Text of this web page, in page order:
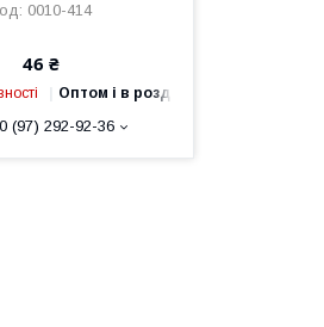
0010-414
46 ₴
Оптом і в роздріб
(97) 292-92-36